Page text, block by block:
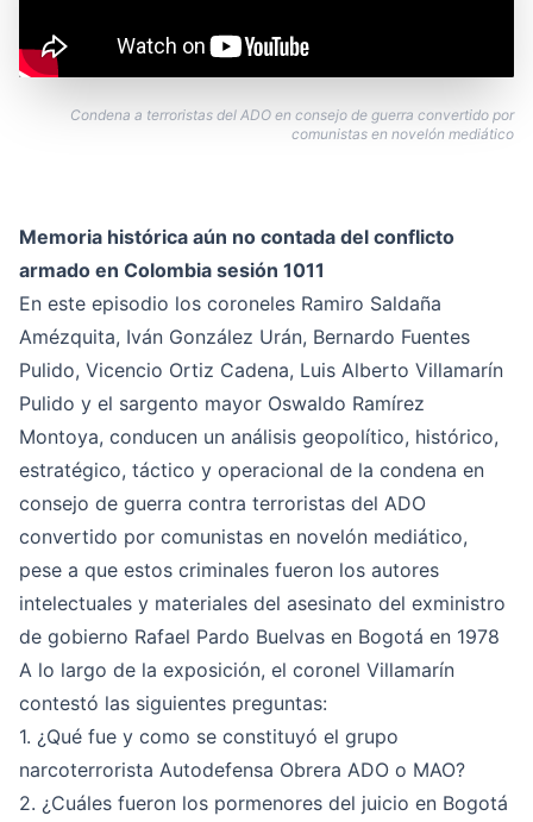
Condena a terroristas del ADO en consejo de guerra convertido por
comunistas en novelón mediático
Memoria histórica aún no contada del conflicto
armado en Colombia sesión 1011
En este episodio los coroneles Ramiro Saldaña
Amézquita, Iván González Urán, Bernardo Fuentes
Pulido, Vicencio Ortiz Cadena, Luis Alberto Villamarín
Pulido y el sargento mayor Oswaldo Ramírez
Montoya, conducen un análisis geopolítico, histórico,
estratégico, táctico y operacional de la condena en
consejo de guerra contra terroristas del ADO
convertido por comunistas en novelón mediático,
pese a que estos criminales fueron los autores
intelectuales y materiales del asesinato del exministro
de gobierno Rafael Pardo Buelvas en Bogotá en 1978
A lo largo de la exposición, el coronel Villamarín
contestó las siguientes preguntas:
1. ¿Qué fue y como se constituyó el grupo
narcoterrorista Autodefensa Obrera ADO o MAO?
2. ¿Cuáles fueron los pormenores del juicio en Bogotá